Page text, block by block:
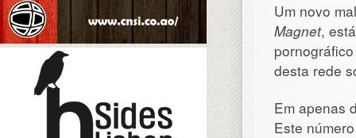
Um novo
Magnet,
desta rede
Em apenas
Este